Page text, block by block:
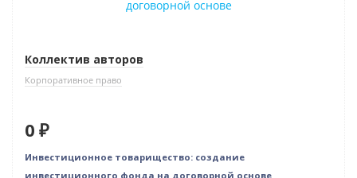
Коллектив авторов
Корпоративное право
0 ₽
Инвестиционное товарищество: создание
инвестиционного фонда на договорной основе